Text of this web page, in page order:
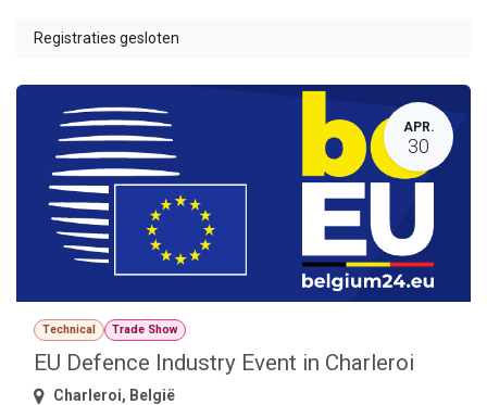
Registraties gesloten
APR.
30
Technical Trade Show
EU Defence Industry Event in Charleroi
Charleroi, België